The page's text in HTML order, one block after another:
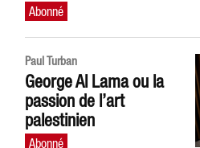
Paul Turban
George Al Lama ou la
passion de l’art
palestinien